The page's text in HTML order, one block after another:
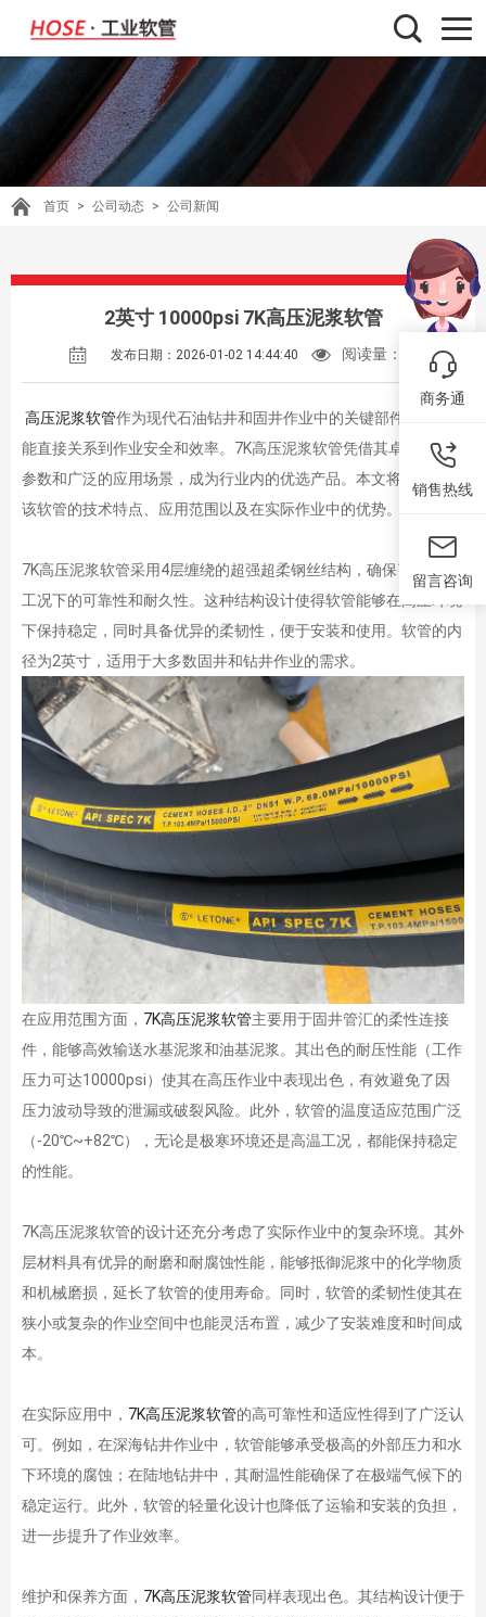
首页 > 公司动态 > 公司新闻
2英寸 10000psi 7K高压泥浆软管
发布日期：2026-01-02 14:44:40 阅读量：
高压泥浆软管作为现代石油钻井和固井作业中的关键部件，其性
能直接关系到作业安全和效率。7K高压泥浆软管凭借其卓越的性能
参数和广泛的应用场景，成为行业内的优选产品。本文将详细介绍
该软管的技术特点、应用范围以及在实际作业中的优势。
7K高压泥浆软管采用4层缠绕的超强超柔钢丝结构，确保了在极端
工况下的可靠性和耐久性。这种结构设计使得软管能够在高压环境
下保持稳定，同时具备优异的柔韧性，便于安装和使用。软管的内
径为2英寸，适用于大多数固井和钻井作业的需求。
在应用范围方面， 7K高压泥浆软管主要用于固井管汇的柔性连接
件，能够高效输送水基泥浆和油基泥浆。其出色的耐压性能（工作
压力可达10000psi）使其在高压作业中表现出色，有效避免了因
压力波动导致的泄漏或破裂风险。此外，软管的温度适应范围广泛
（-20℃~+82℃），无论是极寒环境还是高温工况，都能保持稳定
的性能。
7K高压泥浆软管的设计还充分考虑了实际作业中的复杂环境。其外
层材料具有优异的耐磨和耐腐蚀性能，能够抵御泥浆中的化学物质
和机械磨损，延长了软管的使用寿命。同时，软管的柔韧性使其在
狭小或复杂的作业空间中也能灵活布置，减少了安装难度和时间成
本。
在实际应用中， 7K高压泥浆软管的高可靠性和适应性得到了广泛认
可。例如，在深海钻井作业中，软管能够承受极高的外部压力和水
下环境的腐蚀；在陆地钻井中，其耐温性能确保了在极端气候下的
稳定运行。此外，软管的轻量化设计也降低了运输和安装的负担，
进一步提升了作业效率。
维护和保养方面， 7K高压泥浆软管同样表现出色。其结构设计便于
商务通
销售热线
留言咨询